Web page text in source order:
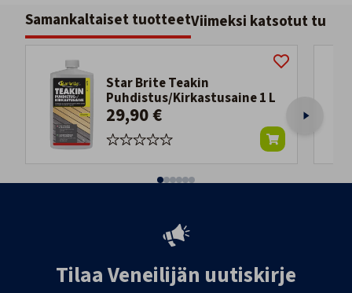
Samankaltaiset tuotteetViimeksi katsotut
Star Brite Teakin
Puhdistus/Kirkastusaine 1 L
29,90 €
Tilaa Veneilijän uutiskirje